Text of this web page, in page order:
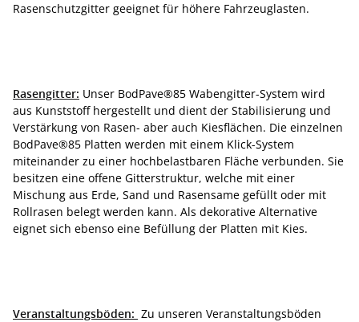
Rasenschutzgitter geeignet für höhere Fahrzeuglasten.
Rasengitter: Unser BodPave®85 Wabengitter-System wird
aus Kunststoff hergestellt und dient der Stabilisierung und
Verstärkung von Rasen- aber auch Kiesflächen. Die einzelnen
BodPave®85 Platten werden mit einem Klick-System
miteinander zu einer hochbelastbaren Fläche verbunden. Sie
besitzen eine offene Gitterstruktur, welche mit einer
Mischung aus Erde, Sand und Rasensame gefüllt oder mit
Rollrasen belegt werden kann. Als dekorative Alternative
eignet sich ebenso eine Befüllung der Platten mit Kies.
Veranstaltungsböden: Zu unseren Veranstaltungsböden